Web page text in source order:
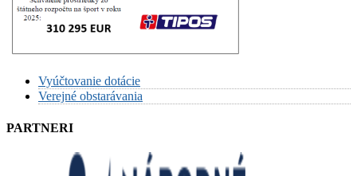
Vyúčtovanie dotácie
Verejné obstarávania
PARTNERI